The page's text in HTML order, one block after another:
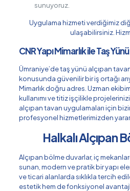
sunuyoruz.
Uygulama hizmeti verdiğimiz
ulaşabilirsiniz.
CNR Yapı Mimarlık ile Taş
Ümraniye’de taş yünü alçıpan
konusunda güvenilir bir iş ortağı
Mimarlık doğru adres. Uzman
kullanımı ve titiz işçilikle
alçıpan tavan uygulamaları için
profesyonel hizmetlerimizden
Halkalı Alçıpan
Alçıpan bölme duvarlar, iç
sunan, modern ve pratik bir yapı
ve ticari alanlarda sıklıkla tercih
estetik hem de fonksiyonel